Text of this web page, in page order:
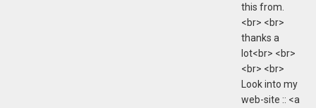
this from.
<br> <br>
thanks a
lot<br> <br>
<br> <br>
Look into my
web-site :: <a